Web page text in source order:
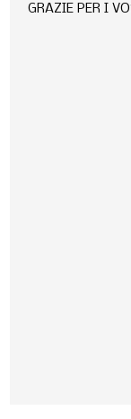
GRAZIE PER I